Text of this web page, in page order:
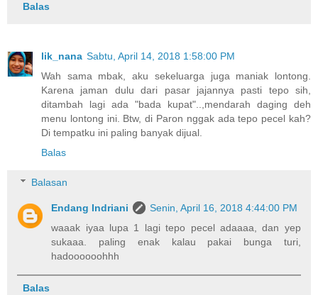
Balas
lik_nana Sabtu, April 14, 2018 1:58:00 PM
Wah sama mbak, aku sekeluarga juga maniak lontong.
Karena jaman dulu dari pasar jajannya pasti tepo sih,
ditambah lagi ada "bada kupat"..,mendarah daging deh
menu lontong ini. Btw, di Paron nggak ada tepo pecel kah?
Di tempatku ini paling banyak dijual.
Balas
Balasan
Endang Indriani
Senin, April 16, 2018 4:44:00 PM
waaak iyaa lupa 1 lagi tepo pecel adaaaa, dan yep
sukaaa. paling enak kalau pakai bunga turi,
hadoooooohhh
Balas